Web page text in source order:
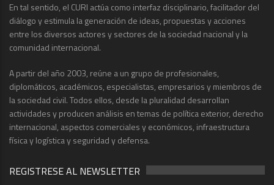
En tal sentido, el CURI actúa como interfaz disciplinario, facilitador del
diálogo y estimula la generación de ideas, propuestas y acciones
entre los diversos actores y sectores de la sociedad nacional y la
comunidad internacional.
A partir del año 2003, reúne a un grupo de profesionales,
diplomáticos, académicos, especialistas, empresarios y miembros de
la sociedad civil. Todos ellos, desde la pluralidad desarrollan
actividades y producen análisis en temas de política exterior, derecho
internacional, aspectos comerciales y económicos, infraestructura
física y logística y seguridad y defensa.
REGISTRESE AL NEWSLETTER